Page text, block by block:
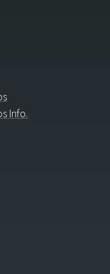
Info.